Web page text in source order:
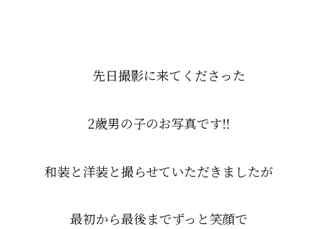
先日撮影に来てくださった
2歳男の子のお写真です‼️
和装と洋装と撮らせていただきましたが
最初から最後までずっと笑顔で